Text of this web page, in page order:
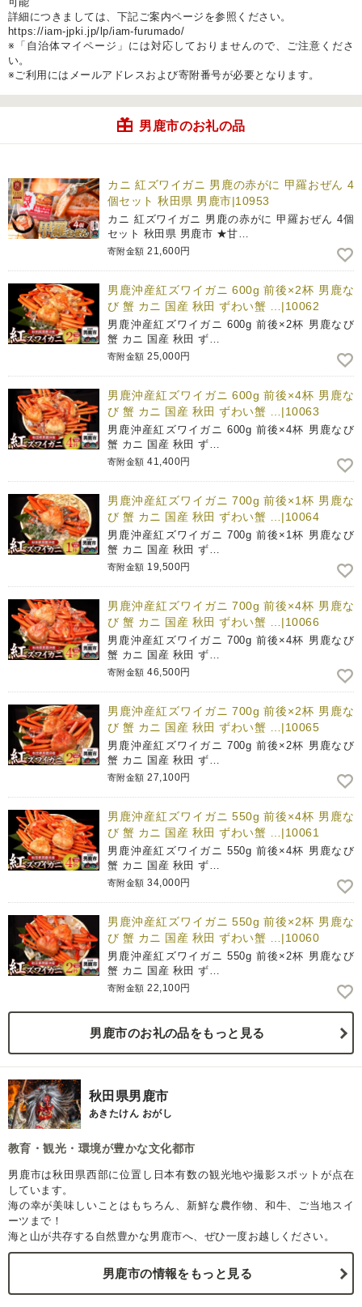
詳細につきましては、下記ご案内ページを参照ください。
https://iam-jpki.jp/lp/iam-furumado/
※「自治体マイページ」には対応しておりませんので、ご注意くださ
い。
※ご利用にはメールアドレスおよび寄附番号が必要となります。
男鹿市のお礼の品
カニ 紅ズワイガニ 男鹿の赤がに 甲羅おぜん 4
個セット 秋田県 男鹿市|10953
カニ 紅ズワイガニ 男鹿の赤がに 甲羅おぜん 4個
セット 秋田県 男鹿市 ★甘…
寄附金額 21,600円
男鹿沖産紅ズワイガニ 600g 前後×2杯 男鹿な
び 蟹 カニ 国産 秋田 ずわい蟹 …|10062
男鹿沖産紅ズワイガニ 600g 前後×2杯 男鹿なび
蟹 カニ 国産 秋田 ず…
寄附金額 25,000円
男鹿沖産紅ズワイガニ 600g 前後×4杯 男鹿な
び 蟹 カニ 国産 秋田 ずわい蟹 …|10063
男鹿沖産紅ズワイガニ 600g 前後×4杯 男鹿なび
蟹 カニ 国産 秋田 ず…
寄附金額 41,400円
男鹿沖産紅ズワイガニ 700g 前後×1杯 男鹿な
び 蟹 カニ 国産 秋田 ずわい蟹 …|10064
男鹿沖産紅ズワイガニ 700g 前後×1杯 男鹿なび
蟹 カニ 国産 秋田 ず…
寄附金額 19,500円
男鹿沖産紅ズワイガニ 700g 前後×4杯 男鹿な
び 蟹 カニ 国産 秋田 ずわい蟹 …|10066
男鹿沖産紅ズワイガニ 700g 前後×4杯 男鹿なび
蟹 カニ 国産 秋田 ず…
寄附金額 46,500円
男鹿沖産紅ズワイガニ 700g 前後×2杯 男鹿な
び 蟹 カニ 国産 秋田 ずわい蟹 …|10065
男鹿沖産紅ズワイガニ 700g 前後×2杯 男鹿なび
蟹 カニ 国産 秋田 ず…
寄附金額 27,100円
男鹿沖産紅ズワイガニ 550g 前後×4杯 男鹿な
び 蟹 カニ 国産 秋田 ずわい蟹 …|10061
男鹿沖産紅ズワイガニ 550g 前後×4杯 男鹿なび
蟹 カニ 国産 秋田 ず…
寄附金額 34,000円
男鹿沖産紅ズワイガニ 550g 前後×2杯 男鹿な
び 蟹 カニ 国産 秋田 ずわい蟹 …|10060
男鹿沖産紅ズワイガニ 550g 前後×2杯 男鹿なび
蟹 カニ 国産 秋田 ず…
寄附金額 22,100円
男鹿市のお礼の品をもっと見る
秋田県男鹿市
あきたけん おがし
教育・観光・環境が豊かな文化都市
男鹿市は秋田県西部に位置し日本有数の観光地や撮影スポットが点在
しています。
海の幸が美味しいことはもちろん、新鮮な農作物、和牛、ご当地スイ
ーツまで！
海と山が共存する自然豊かな男鹿市へ、ぜひ一度お越しください。
男鹿市の情報をもっと見る